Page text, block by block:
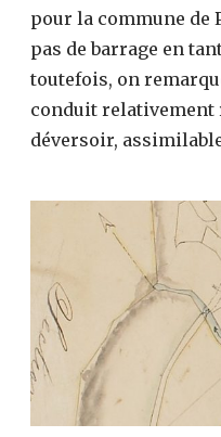
pour la commune de
pas de barrage en
toutefois, on
conduit relativement
déversoir,